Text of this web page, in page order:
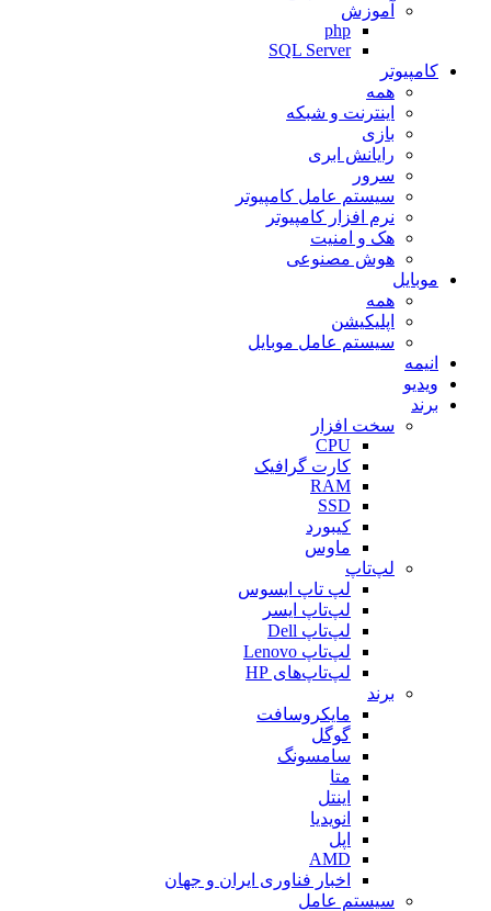
آموزش
php
SQL Server
کامپیوتر
همه
اینترنت و شبکه
بازی
رایانش ابری
سرور
سیستم عامل کامپیوتر
نرم افزار کامپیوتر
هک و امنیت
هوش مصنوعی
موبایل
همه
اپلیکیشن
سیستم عامل موبایل
انیمه
ویدیو
برند
سخت افزار
CPU
کارت گرافیک
RAM
SSD
کیبورد
ماوس
لپ‌تاپ
لپ تاپ ایسوس
لپ‌تاپ ایسر
لپ‌تاپ Dell
لپ‌تاپ Lenovo
لپ‌تاپ‌های HP
برند
مایکروسافت
گوگل
سامسونگ
متا
اینتل
انویدیا
اپل
AMD
اخبار فناوری ایران و جهان
سیستم عامل